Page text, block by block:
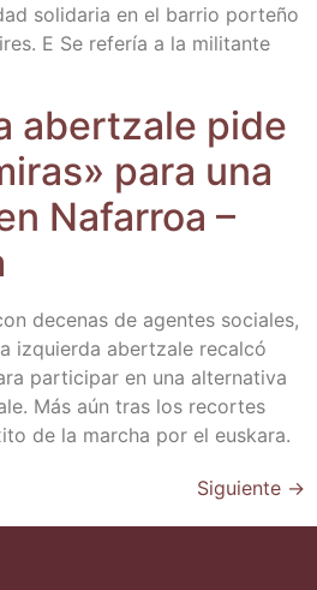
soli­da­ria en el barrio por­te­ño
E Se refe­ría a la mili­tan­te
aber­tza­le pide
para una
Nafa­rroa –
dece­nas de agen­tes socia­les,
izquier­da aber­tza­le recal­có
par­ti­ci­par en una alter­na­ti­va
Más aún tras los recor­tes
de la mar­cha por el euskara.
Siguiente →